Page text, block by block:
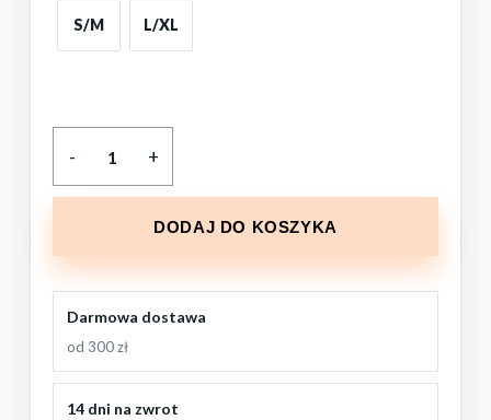
S/M L/XL
DODAJ DO KOSZYKA
Darmowa dostawa
od 300 zł
14 dni na zwrot